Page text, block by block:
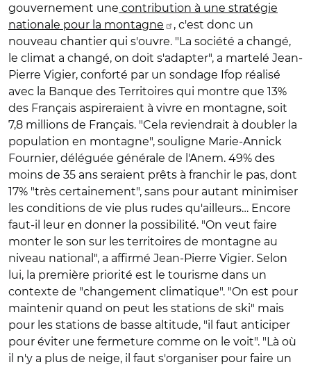
gouvernement une contribution à une stratégie
nationale pour la montagne
, c'est donc un
nouveau chantier qui s'ouvre. "La société a changé,
le climat a changé, on doit s'adapter", a martelé Jean-
Pierre Vigier, conforté par un sondage Ifop réalisé
avec la Banque des Territoires qui montre que 13%
des Français aspireraient à vivre en montagne, soit
7,8 millions de Français. "Cela reviendrait à doubler la
population en montagne", souligne Marie-Annick
Fournier, déléguée générale de l'Anem. 49% des
moins de 35 ans seraient prêts à franchir le pas, dont
17% "très certainement", sans pour autant minimiser
les conditions de vie plus rudes qu'ailleurs… Encore
faut-il leur en donner la possibilité. "On veut faire
monter le son sur les territoires de montagne au
niveau national", a affirmé Jean-Pierre Vigier. Selon
lui, la première priorité est le tourisme dans un
contexte de "changement climatique". "On est pour
maintenir quand on peut les stations de ski" mais
pour les stations de basse altitude, "il faut anticiper
pour éviter une fermeture comme on le voit". "Là où
il n'y a plus de neige, il faut s'organiser pour faire un